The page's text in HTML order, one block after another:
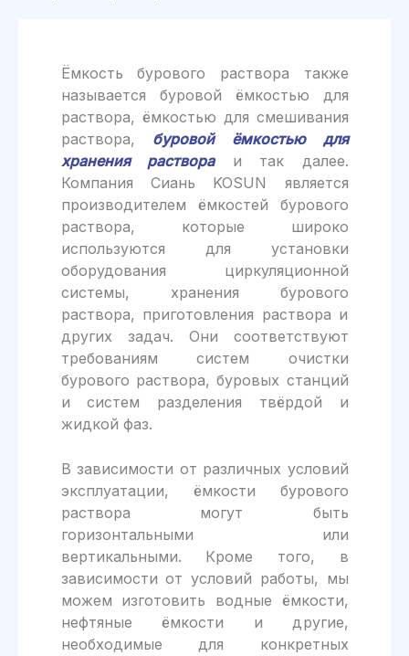
Ёмкость бурового раствора также
называется буровой ёмкостью для
раствора, ёмкостью для смешивания
раствора, буровой ёмкостью для
хранения раствораи так далее.
Компания Сиань KOSUN является
производителем ёмкостей бурового
раствора, которые широко
используются для установки
оборудования циркуляционной
системы, хранения бурового
раствора, приготовления раствора и
других задач. Они соответствуют
требованиям систем очистки
бурового раствора, буровых станций
и систем разделения твёрдой и
жидкой фаз.
В зависимости от различных условий
эксплуатации, ёмкости бурового
раствора могут быть
горизонтальными или
вертикальными. Кроме того, в
зависимости от условий работы, мы
можем изготовить водные ёмкости,
нефтяные ёмкости и другие,
необходимые для конкретных